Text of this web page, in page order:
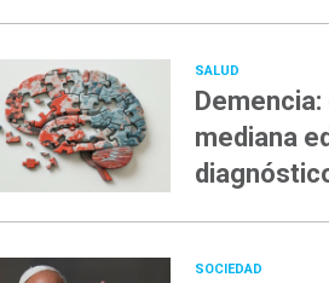
SALUD
mediana
SOCIEDAD